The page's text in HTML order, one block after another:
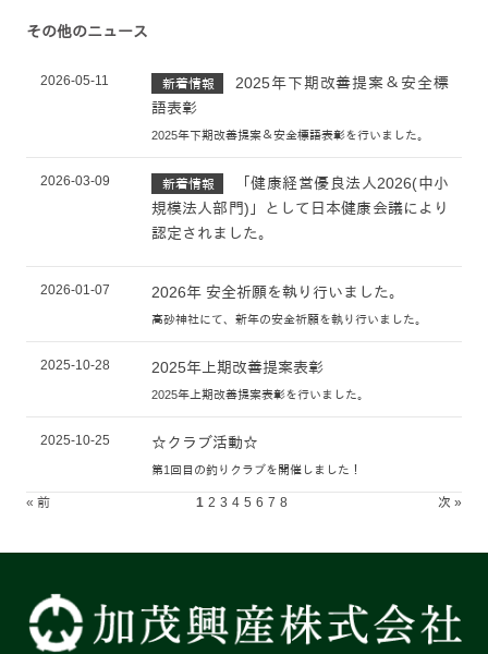
その他のニュース
2026-05-11 新着情報
2025年下期改善提案＆安全標
語表彰
2025年下期改善提案＆安全標語表彰を行いました。
2026-03-09 新着情報
「健康経営優良法人2026(中小
規模法人部門)」として日本健康会議により
認定されました。
2026-01-07 2026年 安全祈願を執り行いました。
高砂神社にて、新年の安全祈願を執り行いました。
2025-10-28 2025年上期改善提案表彰
2025年上期改善提案表彰を行いました。
2025-10-25 ☆クラブ活動☆
第1回目の釣りクラブを開催しました！
« 前 1 2 3 4 5 6 7 8 次 »